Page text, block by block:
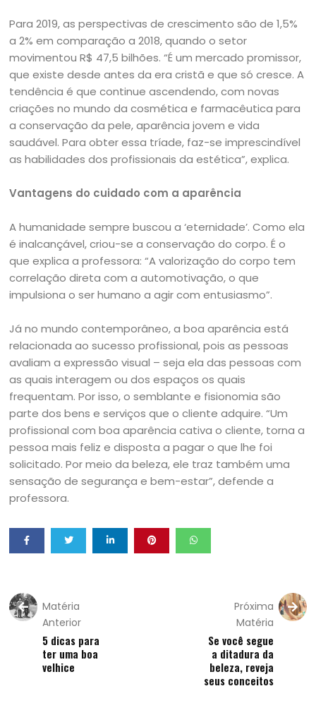
Para 2019, as perspectivas de crescimento são de 1,5%
a 2% em comparação a 2018, quando o setor
movimentou R$ 47,5 bilhões. “É um mercado promissor,
que existe desde antes da era cristã e que só cresce. A
tendência é que continue ascendendo, com novas
criações no mundo da cosmética e farmacêutica para
a conservação da pele, aparência jovem e vida
saudável. Para obter essa tríade, faz-se imprescindível
as habilidades dos profissionais da estética”, explica.
Vantagens do cuidado com a aparência
A humanidade sempre buscou a ‘eternidade’. Como ela
é inalcançável, criou-se a conservação do corpo. É o
que explica a professora: “A valorização do corpo tem
correlação direta com a automotivação, o que
impulsiona o ser humano a agir com entusiasmo”.
Já no mundo contemporâneo, a boa aparência está
relacionada ao sucesso profissional, pois as pessoas
avaliam a expressão visual – seja ela das pessoas com
as quais interagem ou dos espaços os quais
frequentam. Por isso, o semblante e fisionomia são
parte dos bens e serviços que o cliente adquire. “Um
profissional com boa aparência cativa o cliente, torna a
pessoa mais feliz e disposta a pagar o que lhe foi
solicitado. Por meio da beleza, ele traz também uma
sensação de segurança e bem-estar”, defende a
professora.
Matéria
Anterior
5 dicas para
ter uma boa
velhice
Próxima
Matéria
Se você segue
a ditadura da
beleza, reveja
seus conceitos